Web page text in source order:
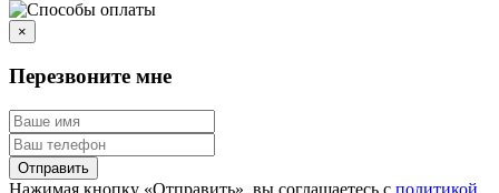
×
Перезвоните мне
Отправить
Нажимая кнопку «Отправить», вы соглашаетесь с политикой